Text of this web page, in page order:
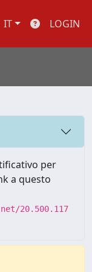
IT LOGIN
per
a questo
20.500.117